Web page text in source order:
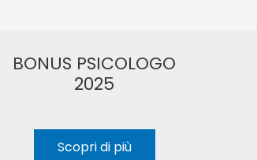
BONUS PSICOLOGO
2025
Scopri di più